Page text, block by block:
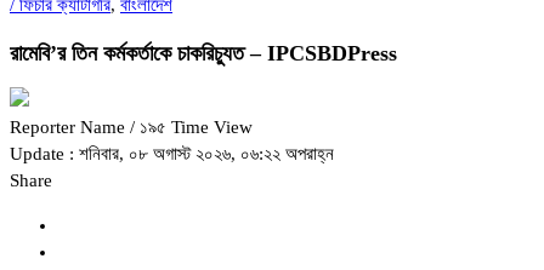
/ ফিচার ক্যাটাগরি, বাংলাদেশ
রামেবি’র তিন কর্মকর্তাকে চাকরিচ্যুত – IPCSBDPress
Reporter Name / ১৯৫ Time View
Update : শনিবার, ০৮ অগাস্ট ২০২৬, ০৬:২২ অপরাহ্ন
Share